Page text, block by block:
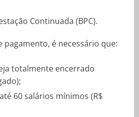
Continuada (BPC).
pagamento, é necessário que:
totalmente encerrado
60 salários mínimos (R$